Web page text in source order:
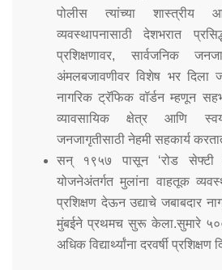
Police Station Incharge
Divisional ACP′s
Senior Police Officers
Emergency Contacts
Feedback
पोलीस त्यांच्या शास्त्रीय
व्यवस्थापनासाठी देशभरात
प्रशिक्षणावर, सार्वजनिक
अंमलबजावणीवर विशेष भर दिला
नागरिक ट्रॅफिक वॉर्डन म्हणून
व्यावसायिक क्षेत्र आणि
जनजागृतीसाठी नेहमी सहकार्य
सन् १९५७ पासून ‘रोड सेफ्टी
योजनेअंतर्गत मुलांना वाहतूक
प्रशिक्षण देऊन उद्याचे जबाबदार
मुंबईने प्रथमच सुरू केला.सुमारे
अधिक विद्यार्थ्यांना दरवर्षी प्रशिक्षण